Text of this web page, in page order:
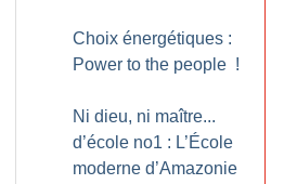
Choix énergétiques :
Power to the people !
Ni dieu, ni maître...
d’école no1 : L’École
moderne d’Amazonie